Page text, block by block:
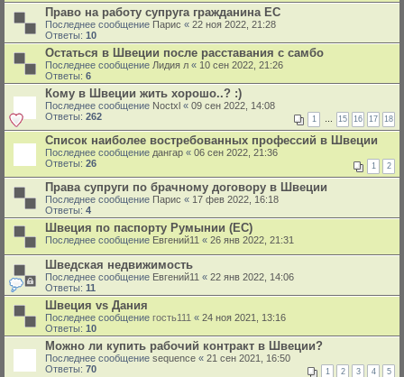
Право на работу супруга гражданина ЕС
Последнее сообщение Парис « 22 ноя 2022, 21:28
Ответы: 10
Остаться в Швеции после расставания с самбо
Последнее сообщение Лидия л « 10 сен 2022, 21:26
Ответы: 6
Кому в Швеции жить хорошо..? :)
Последнее сообщение Noctxl « 09 сен 2022, 14:08
Ответы: 262 1 … 15 16 17 18
Список наиболее востребованных профессий в Швеции
Последнее сообщение дангар « 06 сен 2022, 21:36
Ответы: 26 1 2
Права супруги по брачному договору в Швеции
Последнее сообщение Парис « 17 фев 2022, 16:18
Ответы: 4
Швеция по паспорту Румынии (ЕС)
Последнее сообщение Евгений11 « 26 янв 2022, 21:31
Шведская недвижимость
Последнее сообщение Евгений11 « 22 янв 2022, 14:06
Ответы: 11
Швеция vs Дания
Последнее сообщение гость111 « 24 ноя 2021, 13:16
Ответы: 10
Можно ли купить рабочий контракт в Швеции?
Последнее сообщение sequence « 21 сен 2021, 16:50
Ответы: 70 1 2 3 4 5